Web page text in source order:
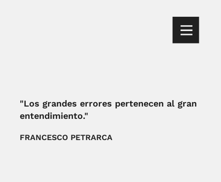
"Los grandes errores pertenecen al gran
entendimiento."
FRANCESCO PETRARCA